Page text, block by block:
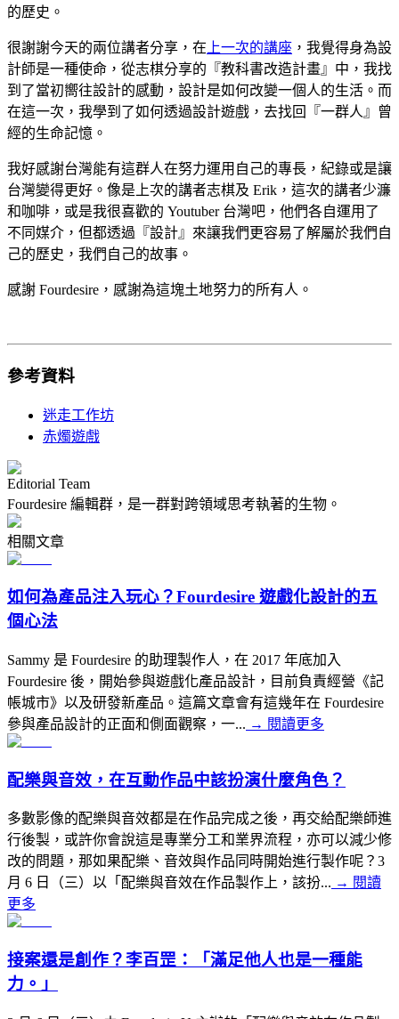
的歷史。
很謝謝今天的兩位講者分享，在 上一次的講座 ，我覺得身為設
計師是一種使命，從志棋分享的『教科書改造計畫』中，我找
到了當初嚮往設計的感動，設計是如何改變一個人的生活。而
在這一次，我學到了如何透過設計遊戲，去找回『一群人』曾
經的生命記憶。
我好感謝台灣能有這群人在努力運用自己的專長，紀錄或是讓
台灣變得更好。像是上次的講者志棋及 Erik，這次的講者少濂
和咖啡，或是我很喜歡的 Youtuber 台灣吧，他們各自運用了
不同媒介，但都透過『設計』來讓我們更容易了解屬於我們自
己的歷史，我們自己的故事。
感謝 Fourdesire，感謝為這塊土地努力的所有人。
參考資料
迷走工作坊
赤燭遊戲
Editorial Team
Fourdesire 編輯群，是一群對跨領域思考執著的生物。
相關文章
如何為產品注入玩心？Fourdesire 遊戲化設計的五
個心法
Sammy 是 Fourdesire 的助理製作人，在 2017 年底加入
Fourdesire 後，開始參與遊戲化產品設計，目前負責經營《記
帳城市》以及研發新產品。這篇文章會有這幾年在 Fourdesire
參與產品設計的正面和側面觀察，一... → 閱讀更多
配樂與音效，在互動作品中該扮演什麼角色？
多數影像的配樂與音效都是在作品完成之後，再交給配樂師進
行後製，或許你會說這是專業分工和業界流程，亦可以減少修
改的問題，那如果配樂、音效與作品同時開始進行製作呢？3
月 6 日（三）以「配樂與音效在作品製作上，該扮... → 閱讀
更多
接案還是創作？李百罡：「滿足他人也是一種能
力。」